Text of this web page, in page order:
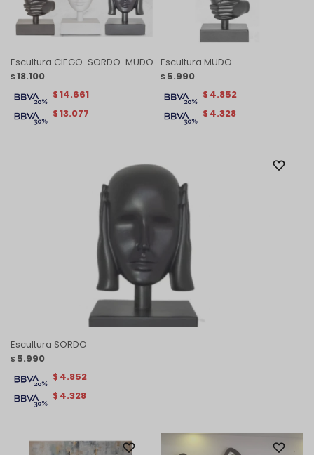
Escultura CIEGO-SORDO-MUDO
$ 18.100
$13.077
$14.661
Escultura MUDO
$ 5.990
$ 4.328
$ 4.852
Escultura SORDO
$ 5.990
$ 4.328
$ 4.852